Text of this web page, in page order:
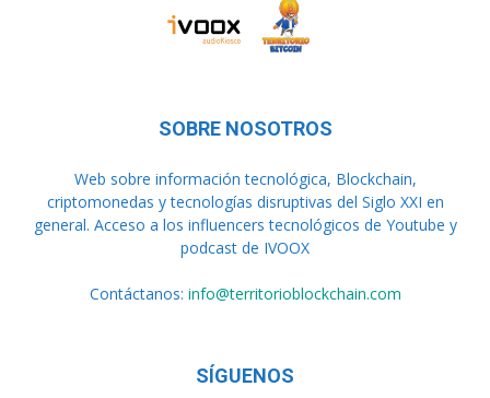
SOBRE NOSOTROS
Web sobre información tecnológica, Blockchain,
criptomonedas y tecnologías disruptivas del Siglo XXI en
general. Acceso a los influencers tecnológicos de Youtube y
podcast de IVOOX
Contáctanos: info@territorioblockchain.com
SÍGUENOS